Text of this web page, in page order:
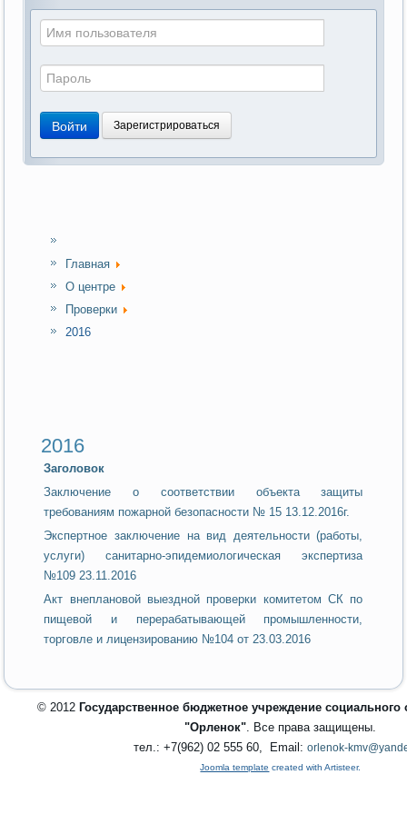
Войти Зарегистрироваться
Главная
О центре
Проверки
2016
2016
Заголовок
Заключение о соответствии объекта защиты
требованиям пожарной безопасности № 15 13.12.2016г.
Экспертное заключение на вид деятельности (работы,
услуги) санитарно-эпидемиологическая экспертиза
№109 23.11.2016
Акт внеплановой выездной проверки комитетом СК по
пищевой и перерабатывающей промышленности,
торговле и лицензированию №104 от 23.03.2016
© 2012 Государственное бюджетное учреждение
"Орленок". Все права защищены.
тел.: +7(962) 02 555 60, Email: orlenok-
Joomla template created with Artisteer.